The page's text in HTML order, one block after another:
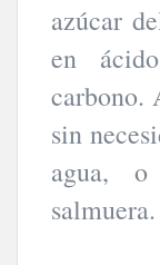
azúcar
en
carbono.
sin
agua,
salmuera.